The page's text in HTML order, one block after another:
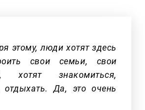
этому, люди хотят здесь
свои семьи, свои
хотят знакомиться,
отдыхать. Да, это очень